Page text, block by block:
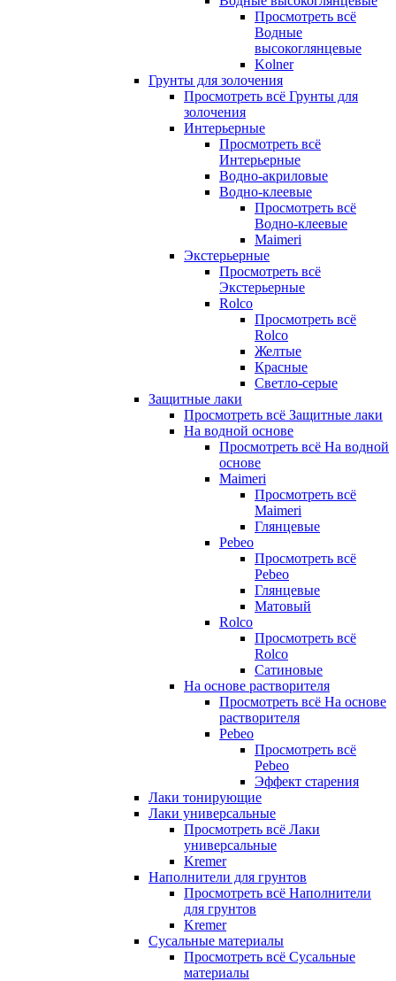
Просмотреть всё
Водные
высокоглянцевые
Kolner
Грунты для золочения
Просмотреть всё Грунты для
золочения
Интерьерные
Просмотреть всё
Интерьерные
Водно-акриловые
Водно-клеевые
Просмотреть всё
Водно-клеевые
Maimeri
Экстерьерные
Просмотреть всё
Экстерьерные
Rolco
Просмотреть всё
Rolco
Желтые
Красные
Светло-серые
Защитные лаки
Просмотреть всё Защитные лаки
На водной основе
Просмотреть всё На водной
основе
Maimeri
Просмотреть всё
Maimeri
Глянцевые
Pebeo
Просмотреть всё
Pebeo
Глянцевые
Матовый
Rolco
Просмотреть всё
Rolco
Сатиновые
На основе растворителя
Просмотреть всё На основе
растворителя
Pebeo
Просмотреть всё
Pebeo
Эффект старения
Лаки тонирующие
Лаки универсальные
Просмотреть всё Лаки
универсальные
Kremer
Наполнители для грунтов
Просмотреть всё Наполнители
для грунтов
Kremer
Сусальные материалы
Просмотреть всё Сусальные
материалы